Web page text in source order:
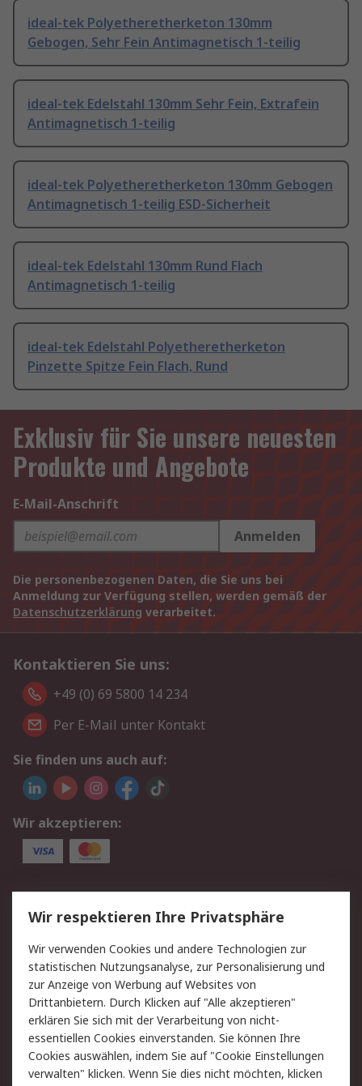
ideal-tek Polyetheretherketon 130mm
Gebogen, Sehr Fein Antimagnetisch 1-teilig
ideal-tek Edelstahl 130mm Sehr Fein, Extrafein
Antimagnetisch 1-teilig
ideal-tek Polyetheretherketon 130mm Gebogen
Antimagnetisch 1-teilig ESD-Sicherheit
ideal-tek Edelstahl 130mm Rund Flach
Antimagnetisch 1-teilig
ideal-tek Edelstahl Polyetheretherketon
Pinzette Spitze Fein Flach, Rund
Exklusiv für Sie unsere neuesten
Produkte und Angebote
E-Mail-Anschrift
Anmelden
Die personenbezogenen Daten, die Sie uns bei
Anmeldung zur Verfügung stellen, werden gemäß der
Datenschutzerklärung verarbeitet.
Kontaktieren Sie uns:
+49 (0) 69 5800 14 234
Per E-Mail unter Kontakt
Sie finden uns auch auf:
Wir akzeptieren:
Service
Value Added Services
Lieferlösungen
Rücksendungen
Kontakt
Hilfe
Privatkunden
Rechtliches
AGB
Datenschutz
Cookie-Richtlinie
Zahlungsbedingungen
Wir respektieren Ihre Privatsphäre
Wir verwenden Cookies und andere Technologien zur
statistischen Nutzungsanalyse, zur Personalisierung und
zur Anzeige von Werbung auf Websites von
Drittanbietern. Durch Klicken auf "Alle akzeptieren"
erklären Sie sich mit der Verarbeitung von nicht-
essentiellen Cookies einverstanden. Sie können Ihre
Cookies auswählen, indem Sie auf "Cookie Einstellungen
verwalten" klicken. Wenn Sie dies nicht möchten, klicken